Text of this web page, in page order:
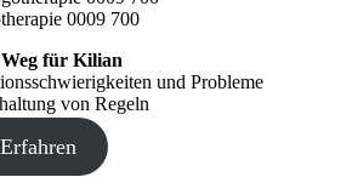
0009 700
für Kilian
und Probleme
von Regeln